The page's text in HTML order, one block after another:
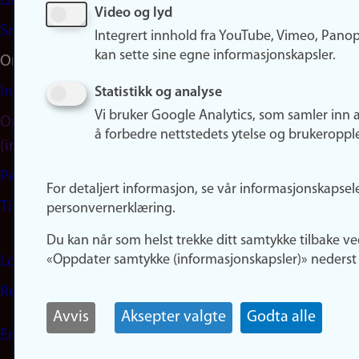
Snapchat
Om nettstedet
Informasjonskapsler
Oppdater samtykke
(informasjonskapsler)
Personvern
Tilgjengelighetserklæring
Logg inn
Rediger din ansattside
English
Video og lyd
Integrert innhold fra YouTube, Vimeo,
kan sette sine egne informasjonskapsler.
Statistikk og analyse
Vi bruker Google Analytics, som samler inn
å forbedre nettstedets ytelse og
For detaljert informasjon, se vår
personvernerklæring.
Du kan når som helst trekke ditt samtykke tilbake
«Oppdater samtykke (informasjonskapsler)» nederst
Avvis Aksepter valgte Godta alle